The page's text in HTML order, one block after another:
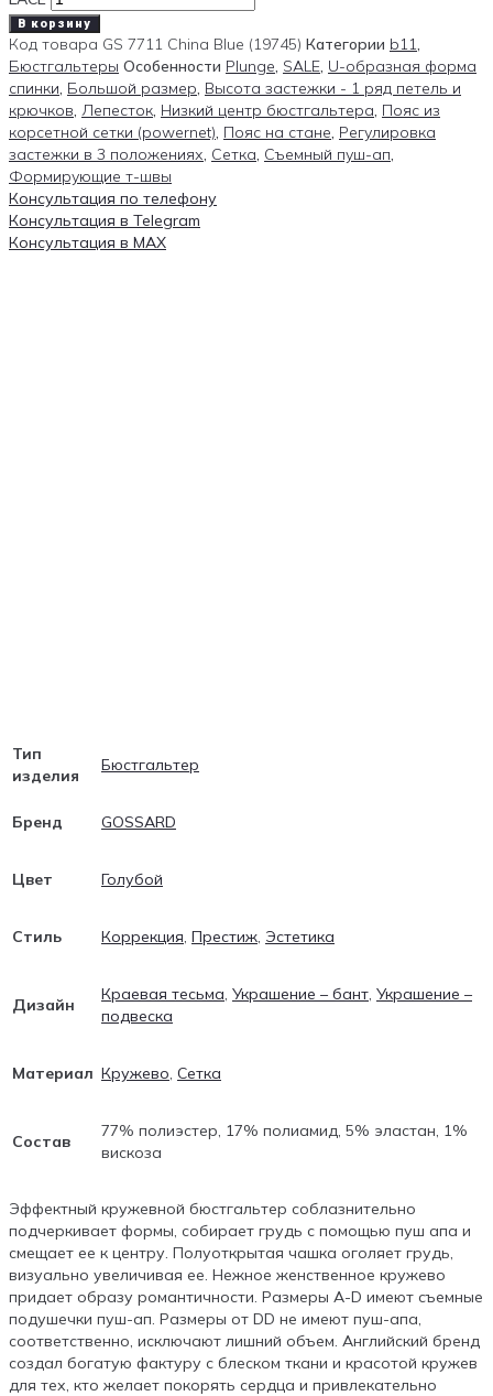
В корзину
Код товара GS 7711 China Blue (19745) Категории b11,
Бюстгальтеры Особенности Plunge, SALE, U-образная форма
спинки, Большой размер, Высота застежки - 1 ряд петель и
крючков, Лепесток, Низкий центр бюстгальтера, Пояс из
корсетной сетки (powernet), Пояс на стане, Регулировка
застежки в 3 положениях, Сетка, Съемный пуш-ап,
Формирующие т-швы
Консультация по телефону
Консультация в Telegram
Консультация в MAX
Тип
изделия
Бюстгальтер
Бренд GOSSARD
Цвет Голубой
Стиль Коррекция, Престиж, Эстетика
Дизайн
Краевая тесьма, Украшение – бант, Украшение –
подвеска
Материал Кружево, Сетка
Состав
77% полиэстер, 17% полиамид, 5% эластан, 1%
вискоза
Эффектный кружевной бюстгальтер соблазнительно
подчеркивает формы, собирает грудь с помощью пуш апа и
смещает ее к центру. Полуоткрытая чашка оголяет грудь,
визуально увеличивая ее. Нежное женственное кружево
придает образу романтичности. Размеры А-D имеют съемные
подушечки пуш-ап. Размеры от DD не имеют пуш-апа,
соответственно, исключают лишний объем. Английский бренд
создал богатую фактуру с блеском ткани и красотой кружев
для тех, кто желает покорять сердца и привлекательно